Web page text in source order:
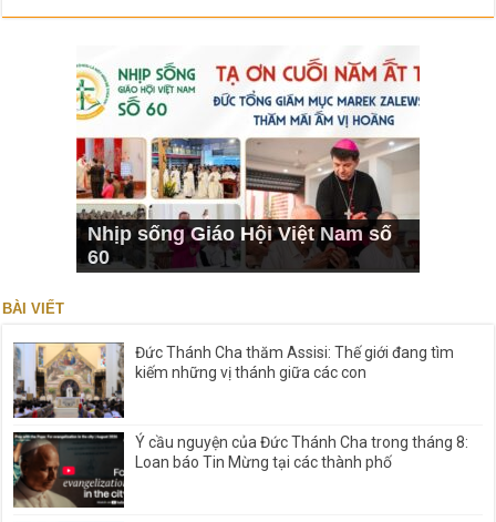
Nhịp sống Giáo Hội Việt Nam số
60
BÀI VIẾT
Đức Thánh Cha thăm Assisi: Thế giới đang tìm
kiếm những vị thánh giữa các con
Ý cầu nguyện của Đức Thánh Cha trong tháng 8:
Loan báo Tin Mừng tại các thành phố